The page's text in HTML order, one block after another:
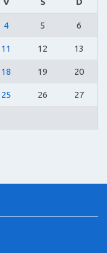
4 5 6
11 12 13
18 19 20
25 26 27